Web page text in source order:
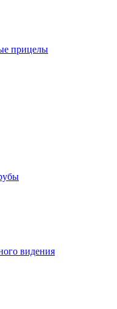
прицелы
видения